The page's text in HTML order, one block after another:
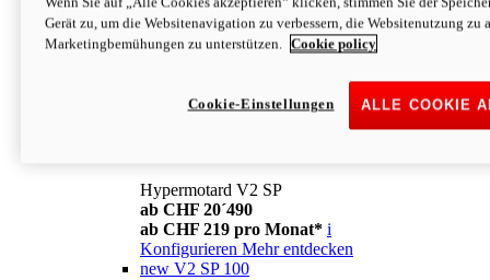
Konfigurieren Mehr entdecken
newV2
ab CHF 169 pro Monat* i
Mehr entdecken
Hypermotard V2 SP
ab CHF 20´490
ab CHF 219 pro Monat* i
Konfigurieren Mehr entdecken
new V2 SP 100
Gerät zu, um die Websitenavigation zu verbessern, die Websitenutzung zu
Marketingbemühungen zu unterstützen.
Cookie policy
ALLE COOKIE
Cookie-Einstellungen